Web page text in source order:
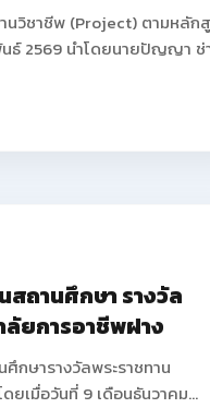
share/p/
านวิชาชีพ (Project) ตามหลัก
2569 นำโดยนายปัญญา ช่
ดำเนินการจัดกิจกรรมโครงกา
(Project) ตามหลักสูตร ภาค
า 2568 เพื่อให้นักเรียน นักศึ
งเรียน เตรียมความพร้อมสู่อ
นักศึกษาสามารถสร้างผลิตภั
ริง ช่วยลดภาระครอบครัว พั
ารนำเสนอผลงานสู่สาธารณ
photo?
สถานศึกษา รางวัล
ลัยการอาชีพฝาง